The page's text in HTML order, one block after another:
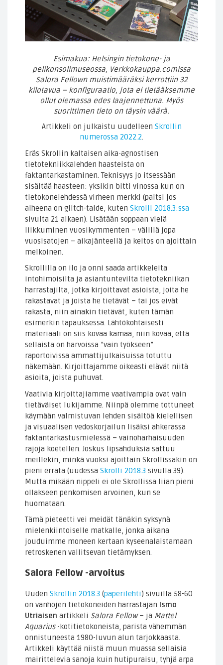
Esimakua: Helsingin tietokone- ja
pelikonsolimuseossa, Verkkokauppa.comissa
Salora Fellown muistimääräksi kerrottiin 32
kilotavua – konfiguraatio, jota ei tietääksemme
ollut olemassa edes laajennettuna. Myös
suorittimen tieto on täysin väärä.
Artikkeli on julkaistu uudelleen Skrollin
numerossa 2022.2.
Eräs Skrollin kaltaisen aika-agnostisen
tietotekniikkalehden haasteista on
faktantarkastaminen. Teknisyys jo itsessään
sisältää haasteen: yksikin bitti vinossa kun on
tietokonelehdessä virheen merkki (paitsi jos
aiheena on glitch-taide, kuten Skrolli 2018.3:ssa
sivulta 21 alkaen). Lisätään soppaan vielä
liikkuminen vuosikymmenten – välillä jopa
vuosisatojen – aikajänteellä ja keitos on ajoittain
melkoinen.
Skrollilla on ilo ja onni saada artikkeleita
intohimoisilta ja asiantuntevilta tietotekniikan
harrastajilta, jotka kirjoittavat asioista, joita he
rakastavat ja joista he tietävät – tai jos eivät
rakasta, niin ainakin tietävät, kuten tämän
esimerkin tapauksessa. Lähtökohtaisesti
materiaali on siis kovaa kamaa, niin kovaa, että
sellaista on harvoissa ”vain työkseen”
raportoivissa ammattijulkaisuissa totuttu
näkemään. Kirjoittajamme oikeasti elävät niitä
asioita, joista puhuvat.
Vaativia kirjoittajiamme vaativampia ovat vain
tietäväiset lukijamme. Niinpä olemme tottuneet
käymään valmistuvan lehden sisältöä kielellisen
ja visuaalisen vedoskorjailun lisäksi ahkerassa
faktantarkastusmielessä – vainoharhaisuuden
rajoja koetellen. Joskus lipsahduksia sattuu
meillekin, minkä vuoksi ajoittain Skrollissakin on
pieni errata (uudessa Skrolli 2018.3 sivulla 39).
Mutta mikään nippeli ei ole Skrollissa liian pieni
ollakseen penkomisen arvoinen, kun se
huomataan.
Tämä pieteetti vei meidät tänäkin syksynä
mielenkiintoiselle matkalle, jonka aikana
jouduimme moneen kertaan kyseenalaistamaan
retroskenen vallitsevan tietämyksen.
Salora Fellow -arvoitus
Uuden Skrollin 2018.3 (paperilehti) sivuilla 58-60
on vanhojen tietokoneiden harrastajan Ismo
Utriaisen artikkeli Salora Fellow– ja Mattel
Aquarius-kotitietokoneista, parista vähemmän
onnistuneesta 1980-luvun alun tarjokkaasta.
Artikkeli käyttää niistä muun muassa sellaisia
mairittelevia sanoja kuin hutipuraisu, tyhjä arpa